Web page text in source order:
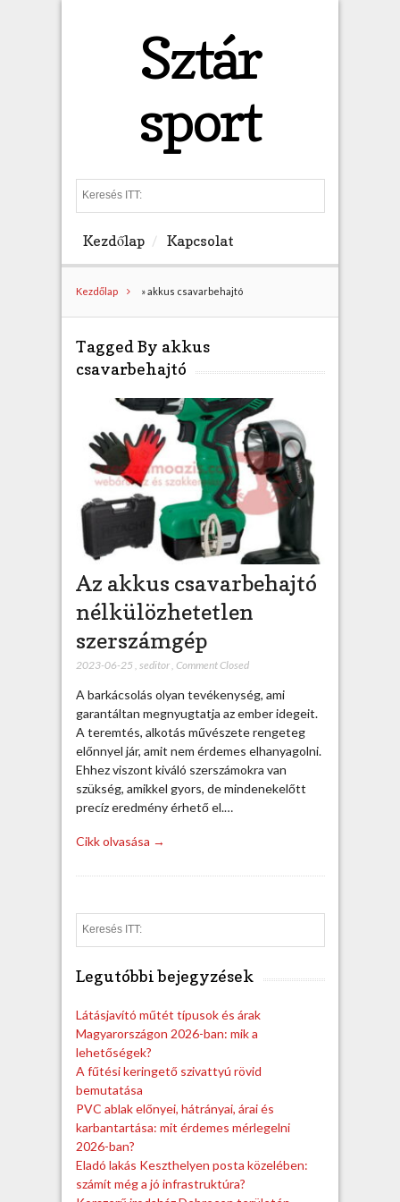
Sztár
sport
e
h
Kezdőlap Kapcsolat
Kezdőlap »akkus csavarbehajtó
Tagged By akkus
csavarbehajtó
Az akkus csavarbehajtó
nélkülözhetetlen
szerszámgép
2023-06-25 seditor, Comment Closed
A barkácsolás olyan tevékenység, ami
garantáltan megnyugtatja az ember idegeit.
A teremtés, alkotás művészete rengeteg
előnnyel jár, amit nem érdemes elhanyagolni.
Ehhez viszont kiváló szerszámokra van
szükség, amikkel gyors, de mindenekelőtt
precíz eredmény érhető el.…
Cikk olvasása →
e
Legutóbbi bejegyzések
Látásjavító műtét típusok és árak
Magyarországon 2026-ban: mik a
lehetőségek?
A fűtési keringető szivattyú rövid
bemutatása
PVC ablak előnyei, hátrányai, árai és
karbantartása: mit érdemes mérlegelni
2026-ban?
Eladó lakás Keszthelyen posta közelében:
számít még a jó infrastruktúra?